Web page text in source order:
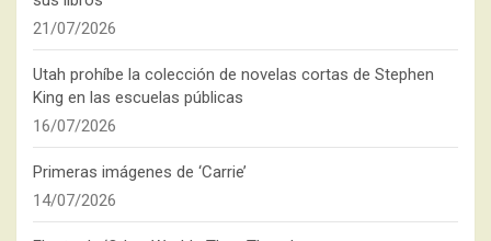
21/07/2026
Utah prohíbe la colección de novelas cortas de Stephen
King en las escuelas públicas
16/07/2026
Primeras imágenes de ‘Carrie’
14/07/2026